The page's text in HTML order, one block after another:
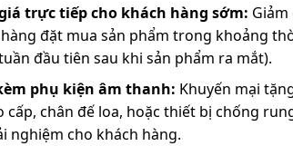
trực tiếp cho khách hàng sớm:
đặt mua sản phẩm trong khoảng
đầu tiên sau khi sản phẩm ra mắt).
phụ kiện âm thanh: Khuyến mại
cấp, chân đế loa, hoặc thiết bị chống
nghiệm cho khách hàng.